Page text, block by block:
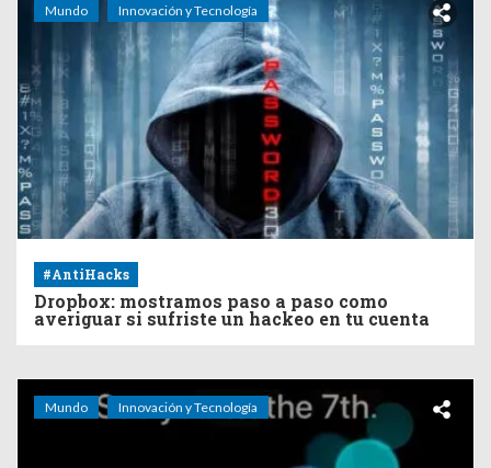
Mundo Innovación y Tecnología
#AntiHacks
Dropbox: mostramos paso a paso como
averiguar si sufriste un hackeo en tu cuenta
Mundo Innovación y Tecnología